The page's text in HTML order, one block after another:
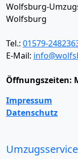
Wolfsburg-
Wolfsburg
Tel.: 01579-
E-Mail:
Öffnungszeiten:
Impressum
Datenschutz
Umzugsservice